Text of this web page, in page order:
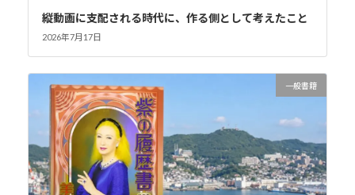
縦動画に支配される時代に、作る側として考えたこと
2026年7月17日
一般書籍